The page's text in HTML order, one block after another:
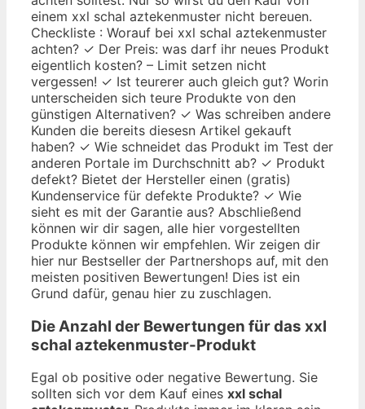
einem xxl schal aztekenmuster nicht bereuen.
Checkliste : Worauf bei xxl schal aztekenmuster
achten? ✓ Der Preis: was darf ihr neues Produkt
eigentlich kosten? – Limit setzen nicht
vergessen! ✓ Ist teurerer auch gleich gut? Worin
unterscheiden sich teure Produkte von den
günstigen Alternativen? ✓ Was schreiben andere
Kunden die bereits diesesn Artikel gekauft
haben? ✓ Wie schneidet das Produkt im Test der
anderen Portale im Durchschnitt ab? ✓ Produkt
defekt? Bietet der Hersteller einen (gratis)
Kundenservice für defekte Produkte? ✓ Wie
sieht es mit der Garantie aus? Abschließend
können wir dir sagen, alle hier vorgestellten
Produkte können wir empfehlen. Wir zeigen dir
hier nur Bestseller der Partnershops auf, mit den
meisten positiven Bewertungen! Dies ist ein
Grund dafür, genau hier zu zuschlagen.
Die Anzahl der Bewertungen für das xxl
schal aztekenmuster-Produkt
Egal ob positive oder negative Bewertung. Sie
sollten sich vor dem Kauf eines xxl schal